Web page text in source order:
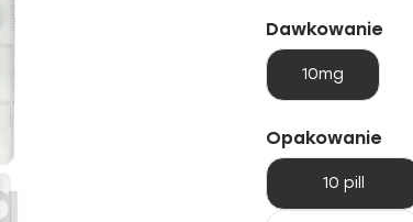
Dawkowanie
10mg
Opakowanie
10 pill